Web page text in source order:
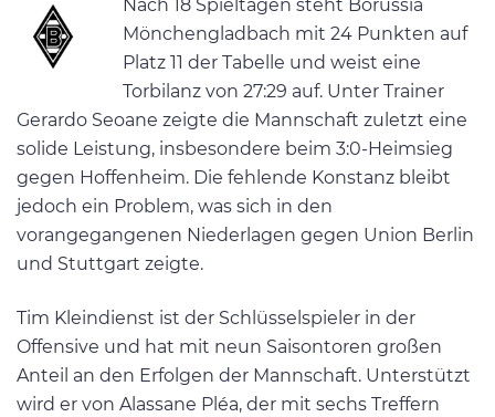
Nach 18 Spieltagen steht Borussia
Mönchengladbach mit 24 Punkten auf
Platz 11 der Tabelle und weist eine
Torbilanz von 27:29 auf​. Unter Trainer
Gerardo Seoane zeigte die Mannschaft zuletzt eine
solide Leistung, insbesondere beim 3:0-Heimsieg
gegen Hoffenheim. Die fehlende Konstanz bleibt
jedoch ein Problem, was sich in den
vorangegangenen Niederlagen gegen Union Berlin
und Stuttgart zeigte.
Tim Kleindienst ist der Schlüsselspieler in der
Offensive und hat mit neun Saisontoren großen
Anteil an den Erfolgen der Mannschaft. Unterstützt
wird er von Alassane Pléa, der mit sechs Treffern